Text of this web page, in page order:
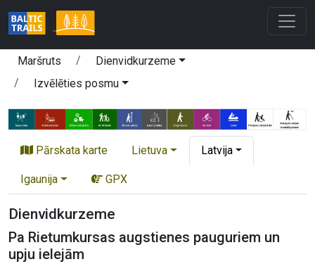
Maršruts
Dienvidkurzeme
Izvēlēties posmu
Pārskata karte Lietuva Latvija
Igaunija GPX
Dienvidkurzeme
Pa Rietumkursas augstienes pauguriem un
upju ielejām